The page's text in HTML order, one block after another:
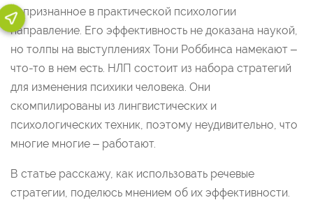
непризнанное в практической психологии
направление. Его эффективность не доказана наукой,
но толпы на выступлениях Тони Роббинса намекают –
что-то в нем есть. НЛП состоит из набора стратегий
для изменения психики человека. Они
скомпилированы из лингвистических и
психологических техник, поэтому неудивительно, что
многие многие – работают.
В статье расскажу, как использовать речевые
стратегии, поделюсь мнением об их эффективности.